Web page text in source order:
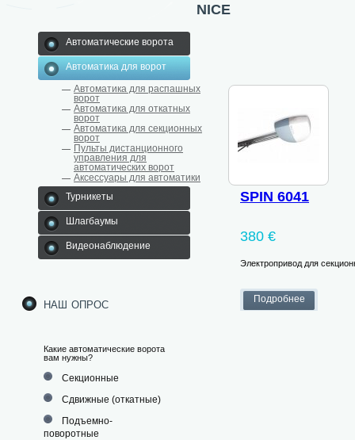
Автоматические ворота
Автоматика для ворот
Автоматика для распашных
ворот
Автоматика для откатных
ворот
Автоматика для секционных
ворот
Пульты дистанционного
управления для
автоматических ворот
Аксессуары для автоматики
Турникеты
Шлагбаумы
Видеонаблюдение
наш опрос
Какие автоматические ворота
вам нужны?
Секционные
Сдвижные (откатные)
Подъемно-
поворотные
NICE
SPIN 6041
380 €
Электропривод для